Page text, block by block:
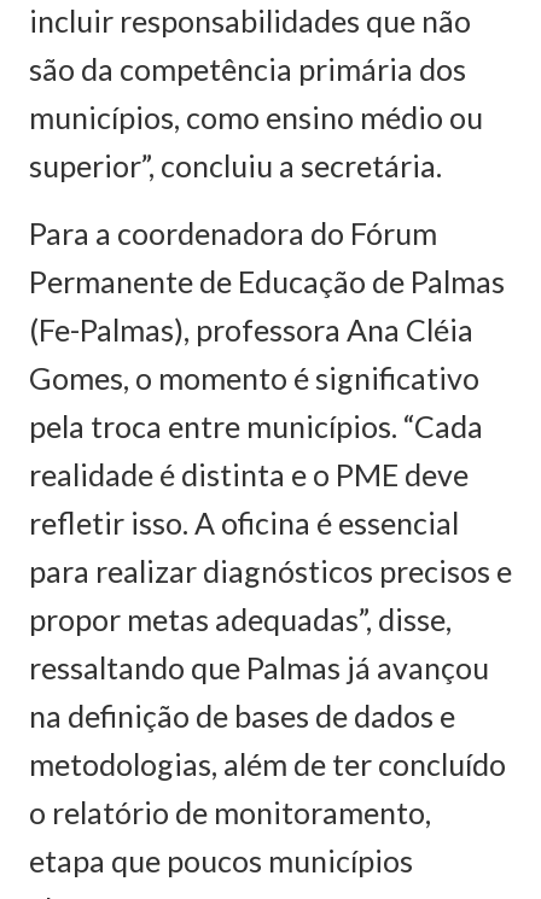
incluir responsabilidades que não
são da competência primária dos
municípios, como ensino médio ou
superior”, concluiu a secretária.
Para a coordenadora do Fórum
Permanente de Educação de Palmas
(Fe-Palmas), professora Ana Cléia
Gomes, o momento é significativo
pela troca entre municípios. “Cada
realidade é distinta e o PME deve
refletir isso. A oficina é essencial
para realizar diagnósticos precisos e
propor metas adequadas”, disse,
ressaltando que Palmas já avançou
na definição de bases de dados e
metodologias, além de ter concluído
o relatório de monitoramento,
etapa que poucos municípios